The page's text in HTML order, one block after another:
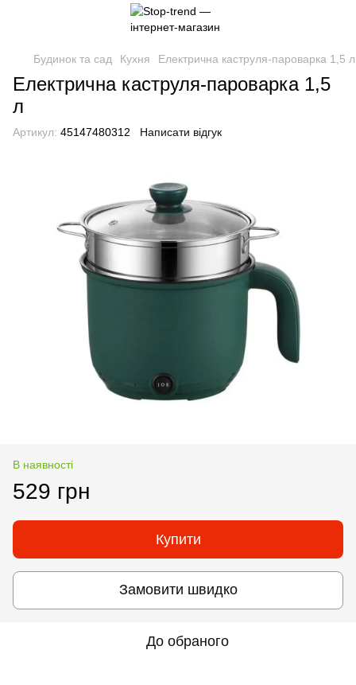
Будинок та сад Кухня Електрична каструля-пароварка 1,5 л
Електрична каструля-пароварка 1,5
л
Артикул: 45147480312 Написати відгук
В наявності
529 грн
Купити
Замовити швидко
До обраного